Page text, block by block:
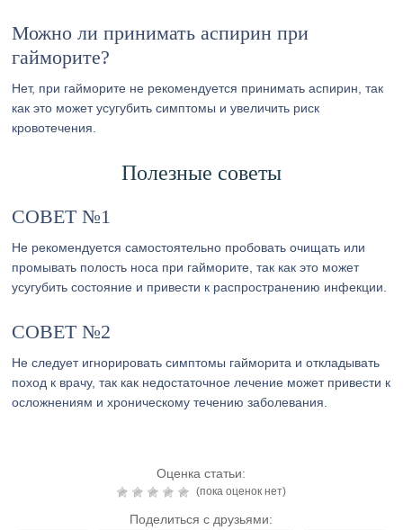
Можно ли принимать аспирин при
гайморите?
Нет, при гайморите не рекомендуется принимать аспирин, так
как это может усугубить симптомы и увеличить риск
кровотечения.
Полезные советы
СОВЕТ №1
Не рекомендуется самостоятельно пробовать очищать или
промывать полость носа при гайморите, так как это может
усугубить состояние и привести к распространению инфекции.
СОВЕТ №2
Не следует игнорировать симптомы гайморита и откладывать
поход к врачу, так как недостаточное лечение может привести к
осложнениям и хроническому течению заболевания.
Оценка статьи:
(пока оценок нет)
Поделиться с друзьями: